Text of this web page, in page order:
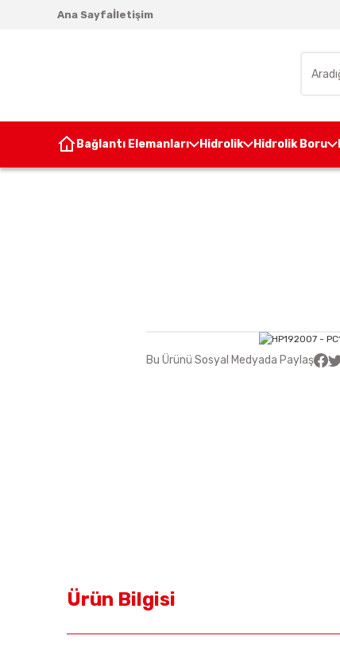
Ana Sayfaİletişim
Bağlantı Elemanları Hidrolik Hidrolik Boru
Bu Ürünü Sosyal Medyada Paylaş
Ürün Bilgisi